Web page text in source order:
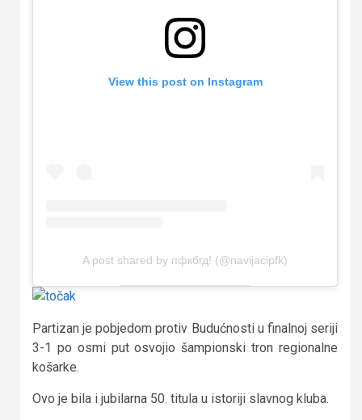
View this post on Instagram
A post shared by пфкбгд! (@navijacipfk)
Partizan je pobjedom protiv Budućnosti u finalnoj seriji
3-1 po osmi put osvojio šampionski tron regionalne
košarke.
Ovo je bila i jubilarna 50. titula u istoriji slavnog kluba.